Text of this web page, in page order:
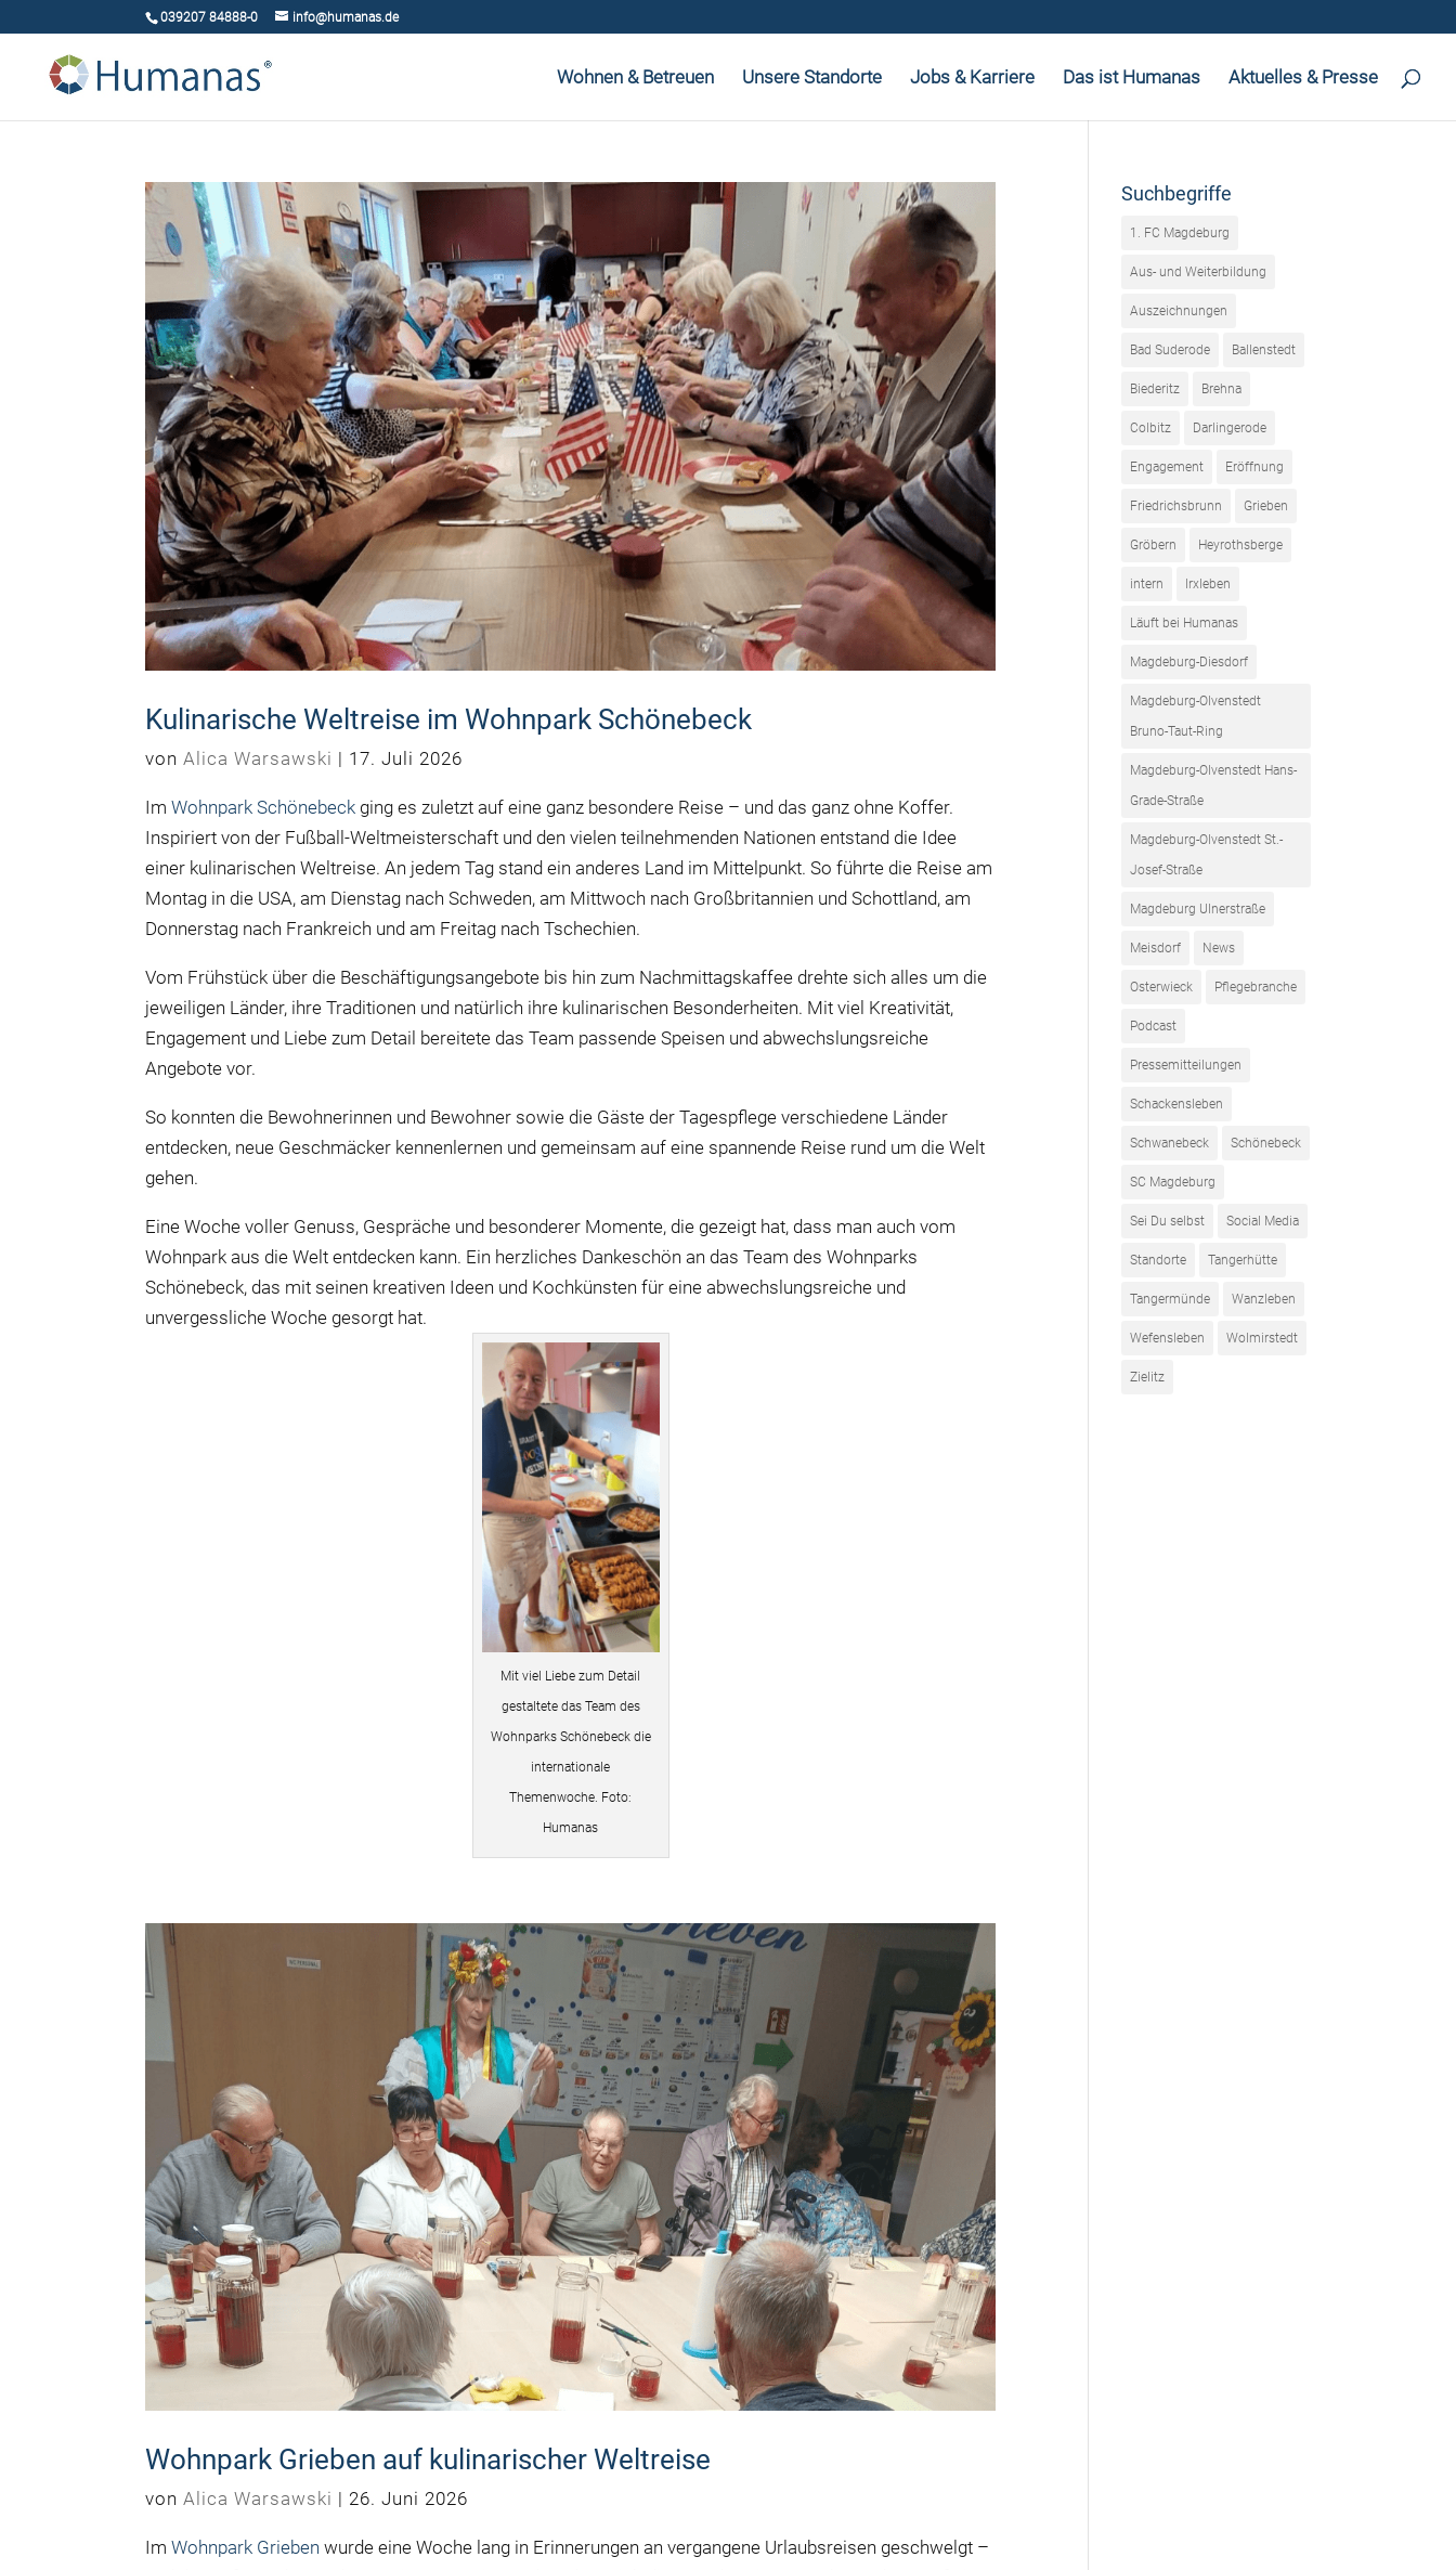
039207 84888-0 info@humanas.de
Wohnen & Betreuen Unsere Standorte Jobs & Karriere Das ist Humanas Aktuelles & Presse
Kulinarische Weltreise im Wohnpark Schönebeck
vonAlica Warsawski | 17. Juli 2026
ImWohnpark Schönebeck ging es zuletzt auf eine ganz besondere Reise – und das ganz ohne Koffer.
Inspiriert von der Fußball-Weltmeisterschaft und den vielen teilnehmenden Nationen entstand die Idee
einer kulinarischen Weltreise. An jedem Tag stand ein anderes Land im Mittelpunkt. So führte die Reise am
Montag in die USA, am Dienstag nach Schweden, am Mittwoch nach Großbritannien und Schottland, am
Donnerstag nach Frankreich und am Freitag nach Tschechien.
Vom Frühstück über die Beschäftigungsangebote bis hin zum Nachmittagskaffee drehte sich alles um die
jeweiligen Länder, ihre Traditionen und natürlich ihre kulinarischen Besonderheiten. Mit viel Kreativität,
Engagement und Liebe zum Detail bereitete das Team passende Speisen und abwechslungsreiche
Angebote vor.
So konnten die Bewohnerinnen und Bewohner sowie die Gäste der Tagespflege verschiedene Länder
entdecken, neue Geschmäcker kennenlernen und gemeinsam auf eine spannende Reise rund um die Welt
gehen.
Eine Woche voller Genuss, Gespräche und besonderer Momente, die gezeigt hat, dass man auch vom
Wohnpark aus die Welt entdecken kann. Ein herzliches Dankeschön an das Team des Wohnparks
Schönebeck, das mit seinen kreativen Ideen und Kochkünsten für eine abwechslungsreiche und
unvergessliche Woche gesorgt hat.
Mit viel Liebe zum Detail
gestaltete das Team des
Wohnparks Schönebeck die
internationale
Themenwoche. Foto:
Humanas
Wohnpark Grieben auf kulinarischer Weltreise
vonAlica Warsawski | 26. Juni 2026
ImWohnpark Grieben wurde eine Woche lang in Erinnerungen an vergangene Urlaubsreisen geschwelgt –
Suchbegriffe
1. FC Magdeburg
Aus- und Weiterbildung
Auszeichnungen
Bad Suderode Ballenstedt
Biederitz Brehna
Colbitz Darlingerode
Engagement Eröffnung
Friedrichsbrunn Grieben
Gröbern Heyrothsberge
intern Irxleben
Läuft bei Humanas
Magdeburg-Diesdorf
Magdeburg-Olvenstedt
Bruno-Taut-Ring
Magdeburg-Olvenstedt Hans-
Grade-Straße
Magdeburg-Olvenstedt St.-
Josef-Straße
Magdeburg Ulnerstraße
Meisdorf News
Osterwieck Pflegebranche
Podcast
Pressemitteilungen
Schackensleben
Schwanebeck Schönebeck
SC Magdeburg
Sei Du selbst Social Media
Standorte Tangerhütte
Tangermünde Wanzleben
Wefensleben Wolmirstedt
Zielitz